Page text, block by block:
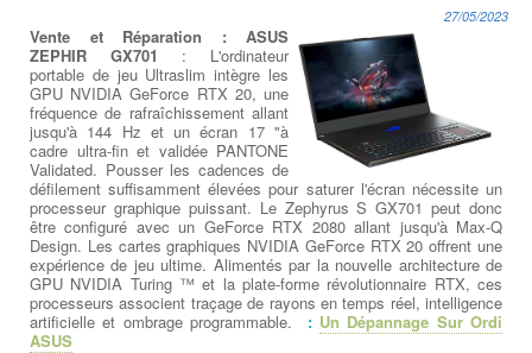
27/05/2023
Vente et Réparation : ASUS
ZEPHIR GX701
: L'ordinateur
portable de jeu Ultraslim intègre les
GPU NVIDIA GeForce RTX 20, une
fréquence de rafraîchissement allant
jusqu'à 144 Hz et un écran 17 "à
cadre ultra-fin et validée PANTONE
Validated. Pousser les cadences de
défilement suffisamment élevées pour saturer l'écran nécessite un
processeur graphique puissant. Le Zephyrus S GX701 peut donc
être configuré avec un GeForce RTX 2080 allant jusqu'à Max-Q
Design. Les cartes graphiques NVIDIA GeForce RTX 20 offrent une
expérience de jeu ultime. Alimentés par la nouvelle architecture de
GPU NVIDIA Turing ™ et la plate-forme révolutionnaire RTX, ces
processeurs associent traçage de rayons en temps réel, intelligence
artificielle et ombrage programmable. : Un Dépannage Sur Ordi
ASUS